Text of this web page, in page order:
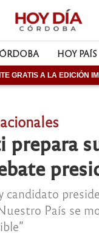
HOY PAÍS
GRATIS A LA EDICIÓN
prepara
candidato
País se